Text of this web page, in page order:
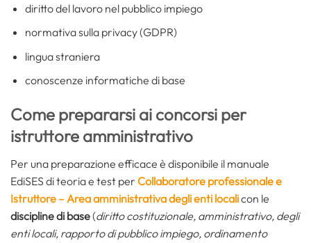
diritto del lavoro nel pubblico impiego
normativa sulla privacy (GDPR)
lingua straniera
conoscenze informatiche di base
Come prepararsi ai concorsi per
istruttore amministrativo
Per una preparazione efficace è disponibile il manuale
EdiSES di teoria e test per Collaboratore professionale e
Istruttore – Area amministrativa degli enti localicon le
discipline di base(diritto costituzionale, amministrativo, degli
enti locali, rapporto di pubblico impiego, ordinamento